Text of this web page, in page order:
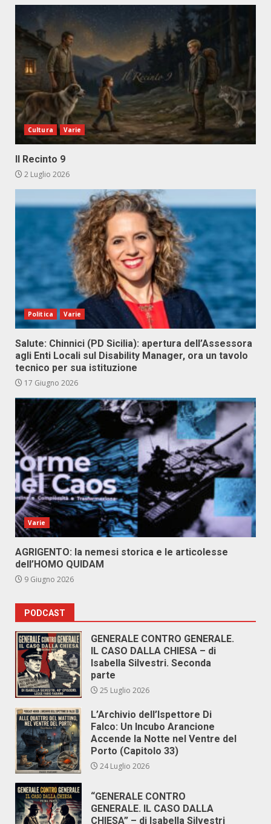
Cultura Varie
Il Recinto 9
2 Luglio 2026
Politica Varie
Salute: Chinnici (PD Sicilia): apertura dell’Assessora
agli Enti Locali sul Disability Manager, ora un tavolo
tecnico per sua istituzione
17 Giugno 2026
Varie
AGRIGENTO: la nemesi storica e le articolesse
dell’HOMO QUIDAM
9 Giugno 2026
PODCAST
GENERALE CONTRO GENERALE.
IL CASO DALLA CHIESA – di
Isabella Silvestri. Seconda
parte
25 Luglio 2026
L’Archivio dell’Ispettore Di
Falco: Un Incubo Arancione
Accende la Notte nel Ventre del
Porto (Capitolo 33)
24 Luglio 2026
“GENERALE CONTRO
GENERALE. IL CASO DALLA
CHIESA” – di Isabella Silvestri